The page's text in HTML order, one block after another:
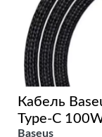
Кабель
Type-C
Baseus